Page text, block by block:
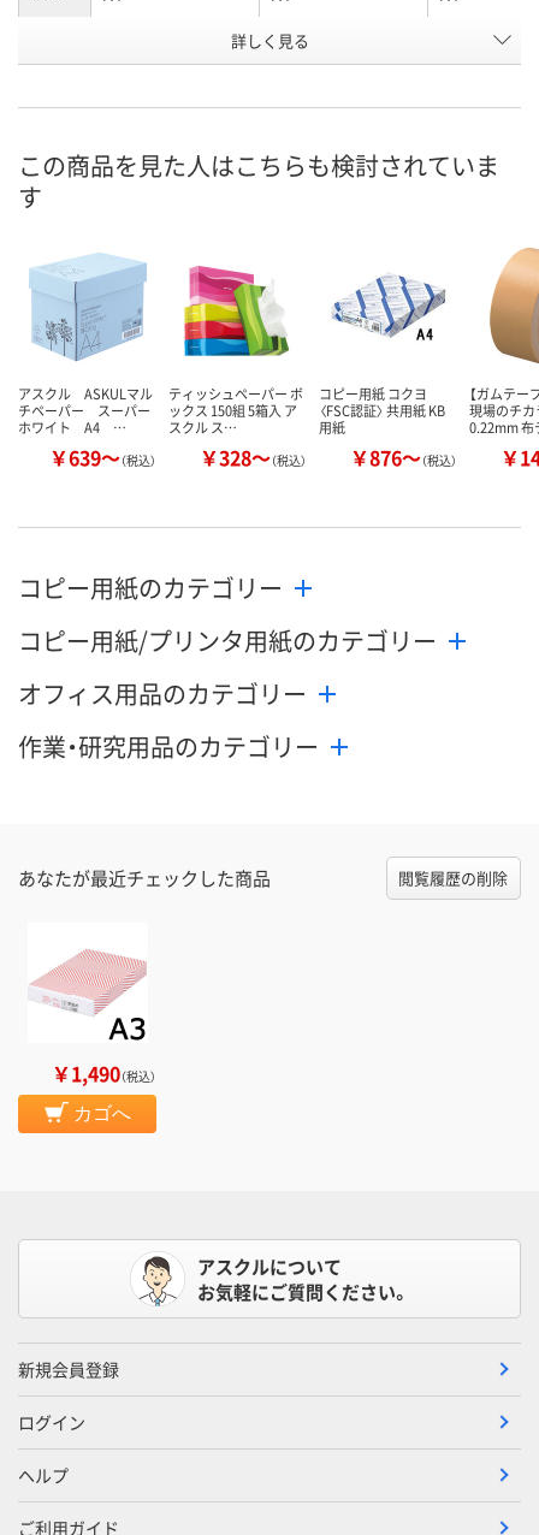
2371797
カゴへ カ
詳しく見る
この商品を見た人はこちらも検討されていま
す
アスクル ASKULマル
チペーパー スーパー
ホワイト A4 …
￥639～（税込）
ティッシュペーパー ボ
ックス 150組 5箱入 ア
スクル ス…
￥328～（税込）
コピー用紙 コクヨ
〈FSC認証〉 共用紙 KB
用紙
￥876～（税込）
【ガムテー
現場のチカ
0.22mm
￥
コピー用紙のカテゴリー
コピー用紙/プリンタ用紙のカテゴリー
オフィス用品のカテゴリー
作業・研究用品のカテゴリー
あなたが最近チェックした商品 閲覧履歴の削除
￥1,490（税込）
カゴへ
アスクルについて
お気軽にご質問ください。
新規会員登録
ログイン
ヘルプ
ご利用ガイド